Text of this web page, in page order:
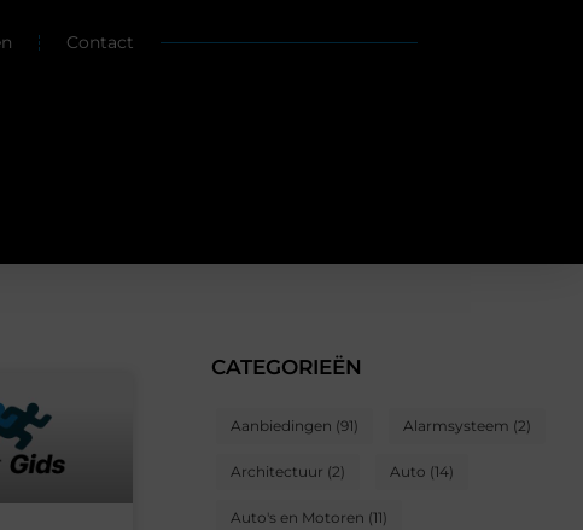
Contact
CATEGORIEËN
Aanbiedingen (91) Alarmsysteem (2)
Architectuur (2) Auto (14)
Auto's en Motoren (11)